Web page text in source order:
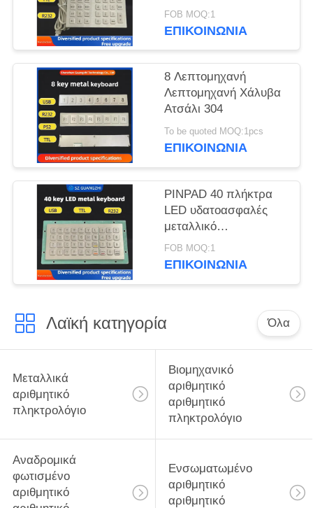
μεταλλικό
πληκτρολόγιο από
USB
FOB MOQ:1
ΕΠΙΚΟΙΝΩΝΊΑ
8 Λεπτομηχανή
Λεπτομηχανή Χάλυβα
Ατσάλι 304
To be quoted MOQ:1pcs
ΕΠΙΚΟΙΝΩΝΊΑ
PINPAD 40 πλήκτρα
LED υδατοασφαλές
μεταλλικό
πληκτρολόγιο GZ-
C001055 R232
FOB MOQ:1
ΕΠΙΚΟΙΝΩΝΊΑ
Λαϊκή κατηγορία Όλα
Μεταλλικά
αριθμητικό
πληκτρολόγιο
Βιομηχανικό
αριθμητικό
αριθμητικό
πληκτρολόγιο
Αναδρομικά
φωτισμένο
αριθμητικό
Ενσωματωμένο
αριθμητικό
αριθμητικό